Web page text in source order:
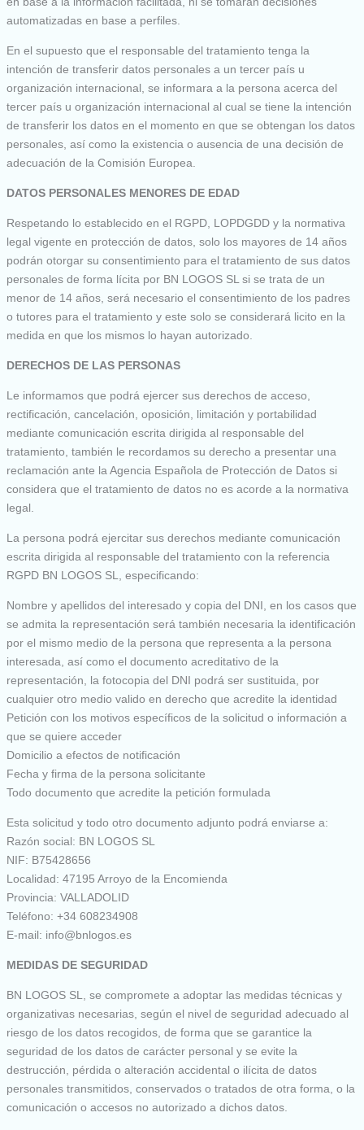
automatizadas en base a perfiles.
En el supuesto que el responsable del tratamiento tenga la
intención de transferir datos personales a un tercer país u
organización internacional, se informara a la persona acerca del
tercer país u organización internacional al cual se tiene la intención
de transferir los datos en el momento en que se obtengan los datos
personales, así como la existencia o ausencia de una decisión de
adecuación de la Comisión Europea.
DATOS PERSONALES MENORES DE EDAD
Respetando lo establecido en el RGPD, LOPDGDD y la normativa
legal vigente en protección de datos, solo los mayores de 14 años
podrán otorgar su consentimiento para el tratamiento de sus datos
personales de forma lícita por BN LOGOS SL si se trata de un
menor de 14 años, será necesario el consentimiento de los padres
o tutores para el tratamiento y este solo se considerará licito en la
medida en que los mismos lo hayan autorizado.
DERECHOS DE LAS PERSONAS
Le informamos que podrá ejercer sus derechos de acceso,
rectificación, cancelación, oposición, limitación y portabilidad
mediante comunicación escrita dirigida al responsable del
tratamiento, también le recordamos su derecho a presentar una
reclamación ante la Agencia Española de Protección de Datos si
considera que el tratamiento de datos no es acorde a la normativa
legal.
La persona podrá ejercitar sus derechos mediante comunicación
escrita dirigida al responsable del tratamiento con la referencia
RGPD BN LOGOS SL, especificando:
Nombre y apellidos del interesado y copia del DNI, en los casos que
se admita la representación será también necesaria la identificación
por el mismo medio de la persona que representa a la persona
interesada, así como el documento acreditativo de la
representación, la fotocopia del DNI podrá ser sustituida, por
cualquier otro medio valido en derecho que acredite la identidad
Petición con los motivos específicos de la solicitud o información a
que se quiere acceder
Domicilio a efectos de notificación
Fecha y firma de la persona solicitante
Todo documento que acredite la petición formulada
Esta solicitud y todo otro documento adjunto podrá enviarse a:
Razón social: BN LOGOS SL
NIF: B75428656
Localidad: 47195 Arroyo de la Encomienda
Provincia: VALLADOLID
Teléfono: +34 608234908
E-mail: info@bnlogos.es
MEDIDAS DE SEGURIDAD
BN LOGOS SL, se compromete a adoptar las medidas técnicas y
organizativas necesarias, según el nivel de seguridad adecuado al
riesgo de los datos recogidos, de forma que se garantice la
seguridad de los datos de carácter personal y se evite la
destrucción, pérdida o alteración accidental o ilícita de datos
personales transmitidos, conservados o tratados de otra forma, o la
comunicación o accesos no autorizado a dichos datos.